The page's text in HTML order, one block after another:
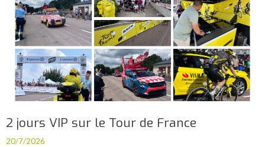
2 jours VIP sur le Tour de France
20/7/2026